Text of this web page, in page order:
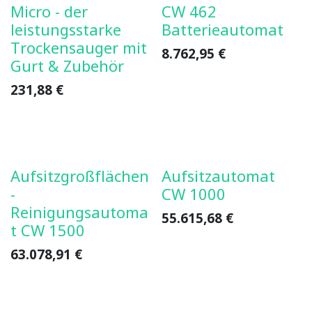
Micro - der
leistungsstarke
Trockensauger mit
Gurt & Zubehör
231,88 €
CW 462
Batterieautomat
8.762,95 €
Aufsitzgroßflächen
-
Reinigungsautoma
t CW 1500
63.078,91 €
Aufsitzautomat
CW 1000
55.615,68€